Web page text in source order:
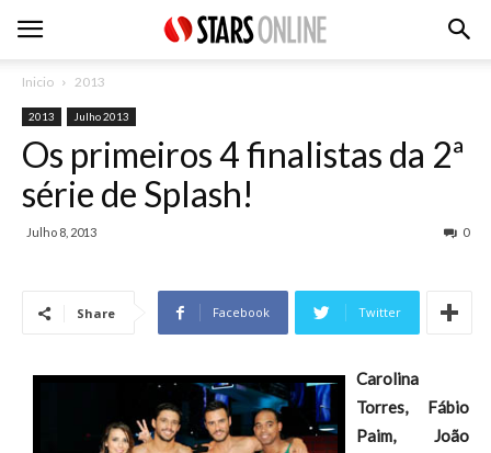
Inicio 2013
2013 Julho 2013
Os primeiros 4 finalistas da 2ª
série de Splash!
Julho 8, 2013 0
Share Facebook Twitter
Carolina
Torres, Fábio
Paim, João